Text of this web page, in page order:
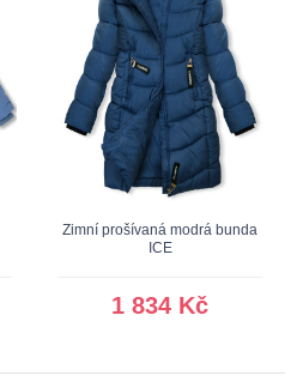
Zimní prošívaná modrá bunda
ICE
1 834 Kč